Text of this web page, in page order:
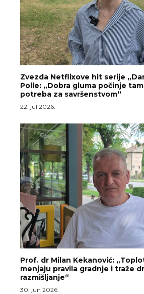
Zvezda Netflixove hit serije
Polle: „Dobra gluma počinje
potreba za savršenstvom“
22. jul 2026.
Prof. dr Milan Kekanović:
menjaju pravila gradnje i traže
razmišljanje“
30. jun 2026.